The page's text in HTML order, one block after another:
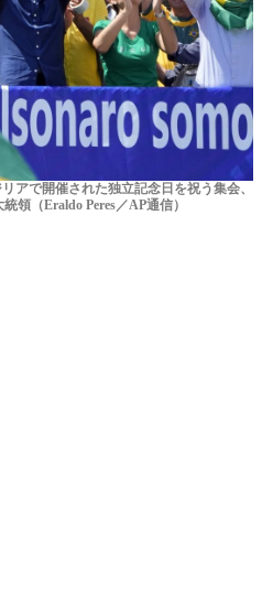
アで開催された独立記念日を祝う集会、
領（Eraldo Peres／AP通信）